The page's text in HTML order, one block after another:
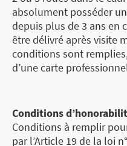
absolument posséder
depuis plus de 3 ans en
être délivré après visite
conditions sont
d’une carte
Conditions
Conditions à remplir
par l’Article 19 de la loi